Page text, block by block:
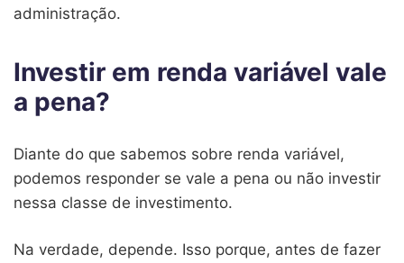
administração.
Investir em renda variável vale
a pena?
Diante do que sabemos sobre renda variável,
podemos responder se vale a pena ou não investir
nessa classe de investimento.
Na verdade, depende. Isso porque, antes de fazer